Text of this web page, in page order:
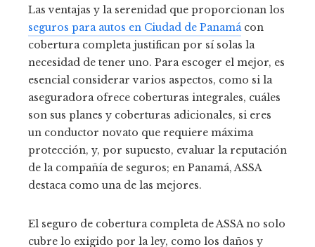
Las ventajas y la serenidad que proporcionan los
seguros para autos en Ciudad de Panamácon
cobertura completa justifican por sí solas la
necesidad de tener uno. Para escoger el mejor, es
esencial considerar varios aspectos, como si la
aseguradora ofrece coberturas integrales, cuáles
son sus planes y coberturas adicionales, si eres
un conductor novato que requiere máxima
protección, y, por supuesto, evaluar la reputación
de la compañía de seguros; en Panamá, ASSA
destaca como una de las mejores.
El seguro de cobertura completa de ASSA no solo
cubre lo exigido por la ley, como los daños y